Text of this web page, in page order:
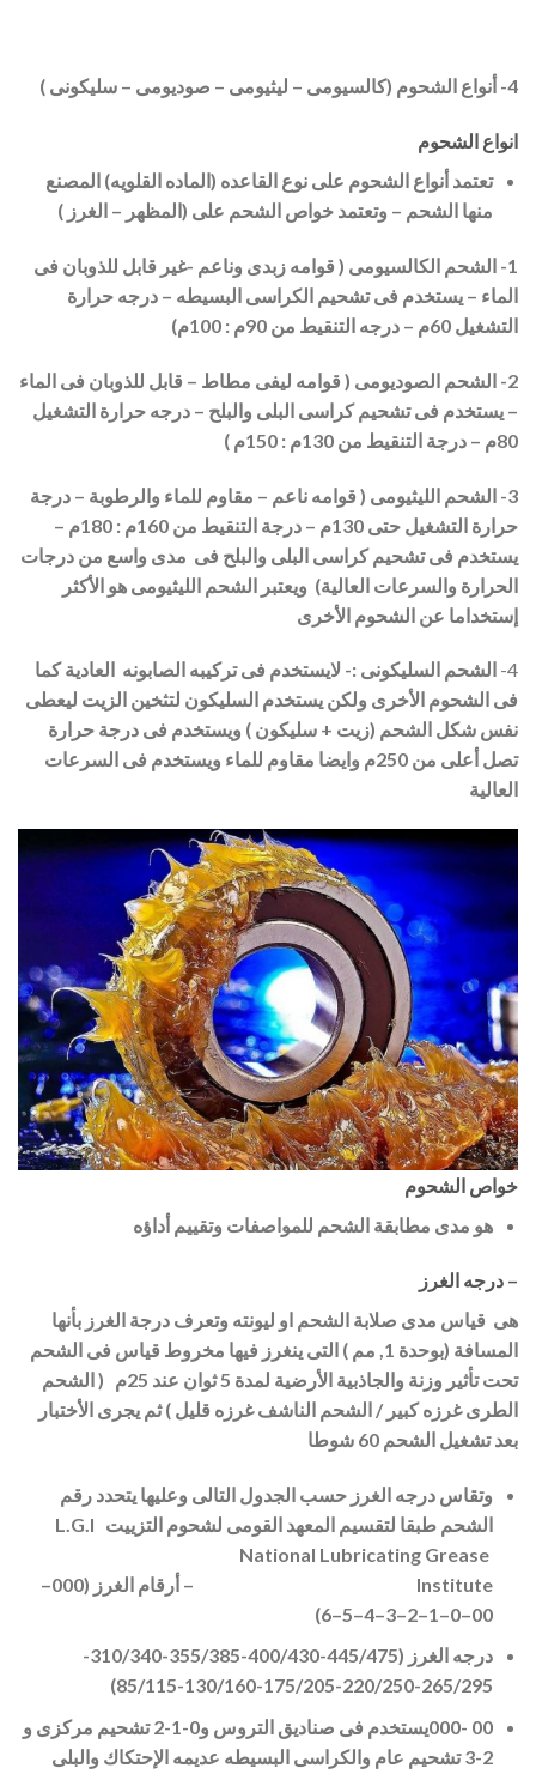
4- أنواع الشحوم (كالسيومى – ليثيومى – صوديومى – سليكونى )
انواع الشحوم
تعتمد أنواع الشحوم على نوع القاعده (الماده القلويه) المصنع
منها الشحم – وتعتمد خواص الشحم على (المظهر – الغرز )
1- الشحم الكالسيومى ( قوامه زبدى وناعم -غير قابل للذوبان فى
الماء – يستخدم فى تشحيم الكراسى البسيطه – درجه حرارة
التشغيل 60م – درجه التنقيط من 90م : 100م)
2- الشحم الصوديومى ( قوامه ليفى مطاط – قابل للذوبان فى الماء
– يستخدم فى تشحيم كراسى البلى والبلح – درجه حرارة التشغيل
80م – درجة التنقيط من 130م : 150م )
3- الشحم الليثيومى ( قوامه ناعم – مقاوم للماء والرطوبة – درجة
حرارة التشغيل حتى 130م – درجة التنقيط من 160م : 180م –
يستخدم فى تشحيم كراسى البلى والبلح فى مدى واسع من درجات
الحرارة والسرعات العالية) ويعتبر الشحم الليثيومى هو الأكثر
إستخداما عن الشحوم الأخرى
4- الشحم السليكونى :- لايستخدم فى تركيبه الصابونه العادية كما
فى الشحوم الأخرى ولكن يستخدم السليكون لتثخين الزيت ليعطى
نفس شكل الشحم (زيت + سليكون ) ويستخدم فى درجة حرارة
تصل أعلى من 250م وايضا مقاوم للماء ويستخدم فى السرعات
العالية
خواص الشحوم
هو مدى مطابقة الشحم للمواصفات وتقييم أداؤه
– درجه الغرز
هى قياس مدى صلابة الشحم او ليونته وتعرف درجة الغرز بأنها
المسافة (بوحدة 1, مم ) التى ينغرز فيها مخروط قياس فى الشحم
تحت تأثير وزنة والجاذبية الأرضية لمدة 5 ثوان عند 25م ( الشحم
الطرى غرز هكبير / الشحم الناشف غرزه قليل ) ثم يجرى الأختبار
بعد تشغيل الشحم 60 شوطا
وتقاس درجه الغرز حسب الجدول التالى وعليها يتحدد رقم
الشحم طبقا لتقسيم المعهد القومى لشحوم التزييت L.G.I
National Lubricating Grease
Institute
– أرقام الغرز (000–
00–0–1–2–3–4–5–6)
درجه الغرز (445/475-400/430-355/385-310/340-
265/295-220/250-175/205-130/160-85/115)
00 -000يستخدم فى صناديق التروس و0-1-2 تشحيم مركزى و
2-3 تشحيم عام والكراسى البسيطه عديمه الإحتكاك والبلى